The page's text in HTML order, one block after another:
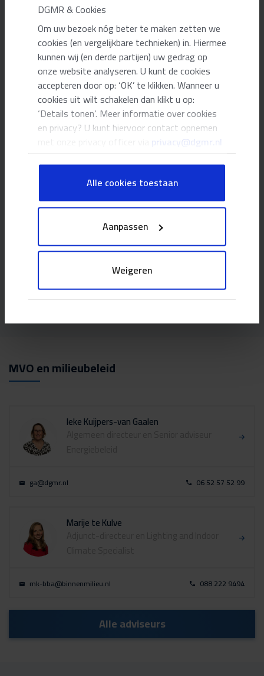
DGMR & Cookies
Om uw bezoek nóg beter te maken zetten we
cookies (en vergelijkbare technieken) in. Hiermee
kunnen wij (en derde partijen) uw gedrag op
onze website analyseren. U kunt de cookies
accepteren door op: ‘OK’ te klikken. Wanneer u
cookies uit wilt schakelen dan klikt u op:
‘Details tonen’. Meer informatie over cookies
en privacy? U kunt hiervoor contact opnemen
privacy@dgmr.nl
Alle cookies toestaan
Aanpassen
Weigeren
Meer over MVO
onderwerpen:
MVO in het DNA van DGMR
Reductie van de CO₂-voetprint
Diversiteit, inclusie en welzijn
Maatschappelijke betrokkenheid
MVO en milieubeleid
Ieke Kuijpers-van Gaalen
ga@dgmr.nl 06 52 57 52 99
Marije te Kulve
mk-bba@binnenmilieu.nl 088 222 9494
Alle adviseurs